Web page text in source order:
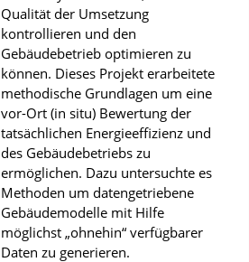
Qualität der Umsetzung
kontrollieren und den
Gebäudebetrieb optimieren zu
können. Dieses Projekt erarbeitete
methodische Grundlagen um eine
vor-Ort (in situ) Bewertung der
tatsächlichen Energieeffizienz und
des Gebäudebetriebs zu
ermöglichen. Dazu untersuchte es
Methoden um datengetriebene
Gebäudemodelle mit Hilfe
möglichst „ohnehin“ verfügbarer
Daten zu generieren.